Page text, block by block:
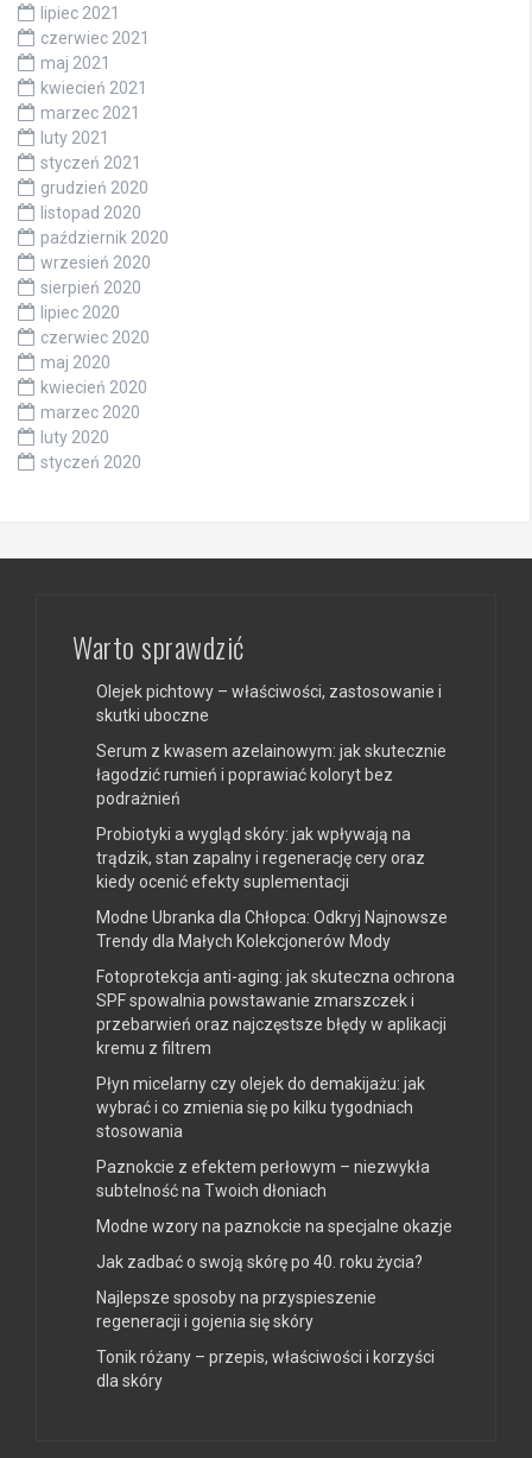
lipiec 2021
czerwiec 2021
maj 2021
kwiecień 2021
marzec 2021
luty 2021
styczeń 2021
grudzień 2020
listopad 2020
październik 2020
wrzesień 2020
sierpień 2020
lipiec 2020
czerwiec 2020
maj 2020
kwiecień 2020
marzec 2020
luty 2020
styczeń 2020
Warto sprawdzić
Olejek pichtowy – właściwości, zastosowanie i
skutki uboczne
Serum z kwasem azelainowym: jak skutecznie
łagodzić rumień i poprawiać koloryt bez
podrażnień
Probiotyki a wygląd skóry: jak wpływają na
trądzik, stan zapalny i regenerację cery oraz
kiedy ocenić efekty suplementacji
Modne Ubranka dla Chłopca: Odkryj Najnowsze
Trendy dla Małych Kolekcjonerów Mody
Fotoprotekcja anti-aging: jak skuteczna ochrona
SPF spowalnia powstawanie zmarszczek i
przebarwień oraz najczęstsze błędy w aplikacji
kremu z filtrem
Płyn micelarny czy olejek do demakijażu: jak
wybrać i co zmienia się po kilku tygodniach
stosowania
Paznokcie z efektem perłowym – niezwykła
subtelność na Twoich dłoniach
Modne wzory na paznokcie na specjalne okazje
Jak zadbać o swoją skórę po 40. roku życia?
Najlepsze sposoby na przyspieszenie
regeneracji i gojenia się skóry
Tonik różany – przepis, właściwości i korzyści
dla skóry